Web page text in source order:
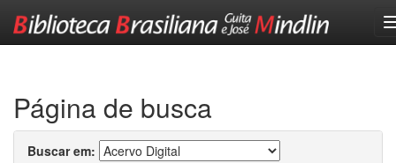
Página de busca
Buscar em: